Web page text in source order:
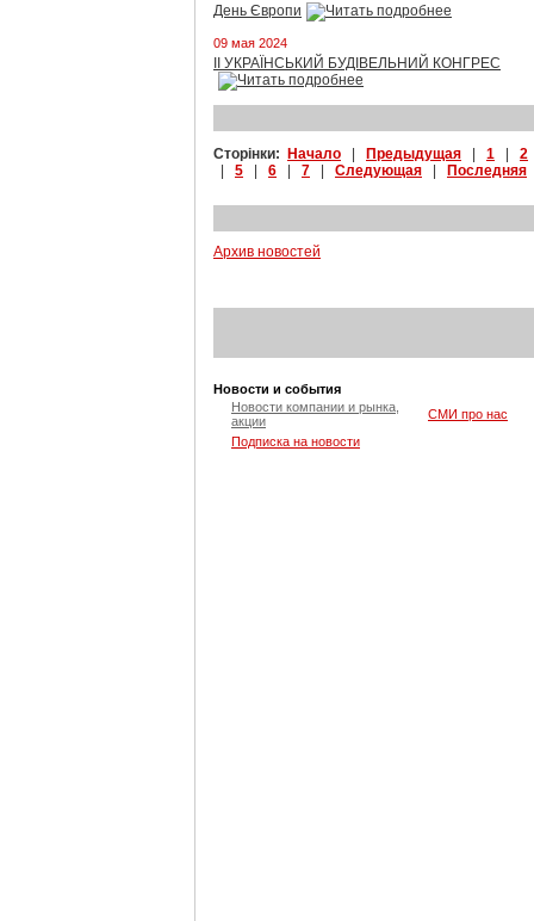
День Європи
09 мая 2024
II УКРАЇНСЬКИЙ БУДІВЕЛЬНИЙ КОНГРЕС
Сторінки: Начало Предыдущая 1 2
5 6 7 Следующая Последняя
Архив новостей
Новости и события
Новости компании и рынка,
акции
СМИ про нас
Подписка на новости